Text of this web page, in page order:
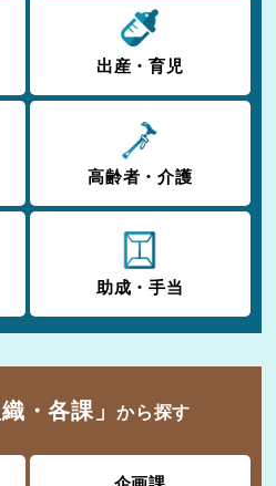
出産・育児
高齢者・介護
助成・手当
織・各課」から探す